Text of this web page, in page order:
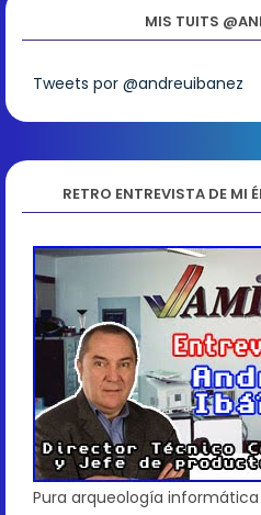
MIS TUITS
Tweets por @andreuibanez
RETRO ENTREVISTA DE MI
Pura arqueología informática